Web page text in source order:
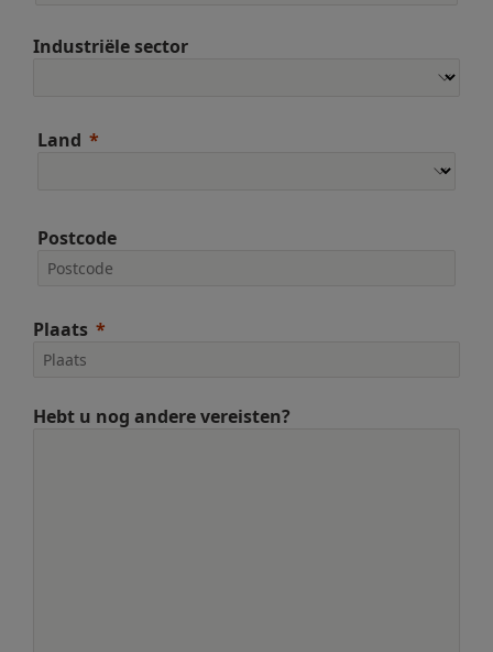
Industriële sector
Land
Postcode
Plaats
Hebt u nog andere vereisten?